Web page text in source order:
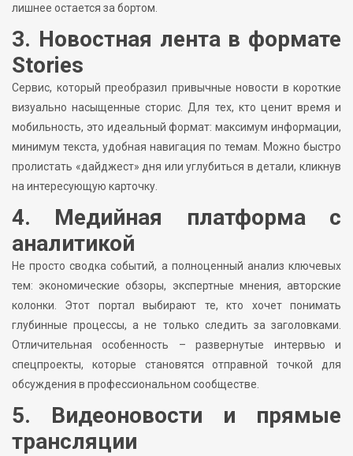
лишнее остается за бортом.
3. Новостная лента в формате
Stories
Сервис, который преобразил привычные новости в короткие
визуально насыщенные сторис. Для тех, кто ценит время и
мобильность, это идеальный формат: максимум информации,
минимум текста, удобная навигация по темам. Можно быстро
пролистать «дайджест» дня или углубиться в детали, кликнув
на интересующую карточку.
4. Медийная платформа с
аналитикой
Не просто сводка событий, а полноценный анализ ключевых
тем: экономические обзоры, экспертные мнения, авторские
колонки. Этот портал выбирают те, кто хочет понимать
глубинные процессы, а не только следить за заголовками.
Отличительная особенность – развернутые интервью и
спецпроекты, которые становятся отправной точкой для
обсуждения в профессиональном сообществе.
5. Видеоновости и прямые
трансляции